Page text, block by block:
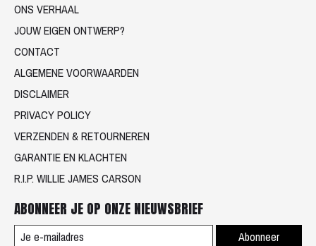
ONS VERHAAL
JOUW EIGEN ONTWERP?
CONTACT
ALGEMENE VOORWAARDEN
DISCLAIMER
PRIVACY POLICY
VERZENDEN & RETOURNEREN
GARANTIE EN KLACHTEN
R.I.P. WILLIE JAMES CARSON
ABONNEER JE OP ONZE NIEUWSBRIEF
Abonneer